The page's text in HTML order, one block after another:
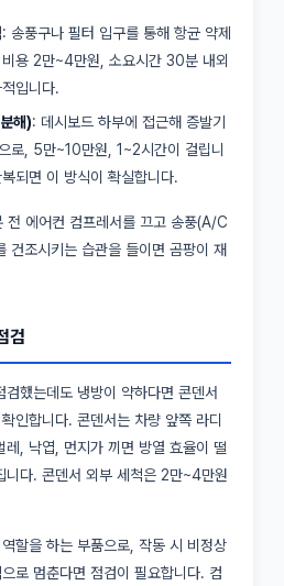
: 송풍구나 필터 입구를 통해 항균 약제
용 2만~4만원, 소요시간 30분 내외
입니다.
해): 데시보드 하부에 접근해 증발기
로, 5만~10만원, 1~2시간이 걸립니
되면 이 방식이 확실합니다.
전 에어컨 컴프레서를 끄고 송풍(A/C
건조시키는 습관을 들이면 곰팡이 재
검
검했는데도 냉방이 약하다면 콘덴서
인합니다. 콘덴서는 차량 앞쪽 라디
레, 낙엽, 먼지가 끼면 방열 효율이 떨
니다. 콘덴서 외부 세척은 2만~4만원
할을 하는 부품으로, 작동 시 비정상
로 멈춘다면 점검이 필요합니다. 컴